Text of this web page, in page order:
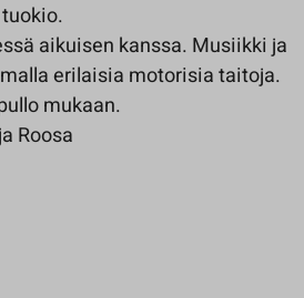
aikuisen kanssa. Musiikki ja
erilaisia motorisia taitoja.
mukaan.
Roosa